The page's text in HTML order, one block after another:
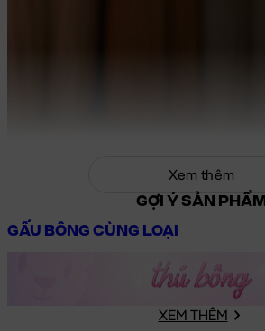
Xem thêm
GỢI Ý SẢN PHẨM
GẤU BÔNG CÙNG LOẠI
XEM THÊM